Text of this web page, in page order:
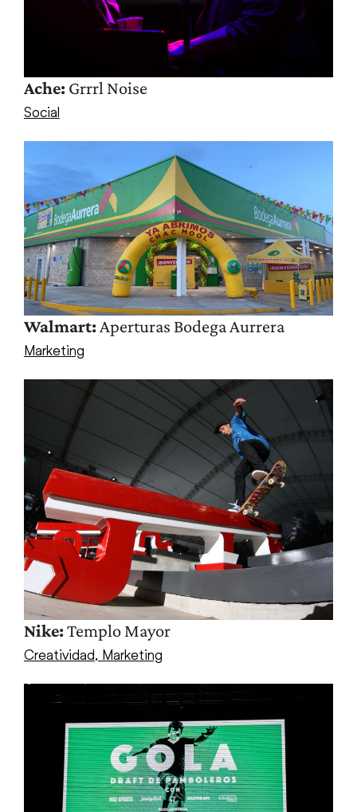
Ache:Grrrl Noise
Social
Walmart:Aperturas Bodega Aurrera
Marketing
Nike:Templo Mayor
Creatividad, Marketing